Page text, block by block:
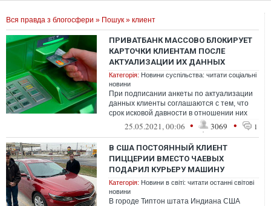
Вся правда з блогосфери » Пошук » клиент
ПРИВАТБАНК МАССОВО БЛОКИРУЕТ
КАРТОЧКИ КЛИЕНТАМ ПОСЛЕ
АКТУАЛИЗАЦИИ ИХ ДАННЫХ
Категорія: Новини суспільства: читати соціальні
новини
При подписании анкеты по актуализации
данных клиенты соглашаются с тем, что
срок исковой давности в отношении них
составит 15 лет…
25.05.2021, 00:06 • 3069 • 1
В США ПОСТОЯННЫЙ КЛИЕНТ
ПИЦЦЕРИИ ВМЕСТО ЧАЕВЫХ
ПОДАРИЛ КУРЬЕРУ МАШИНУ
Категорія: Новини в світі: читати останні світові
новини
В городе Типтон штата Индиана США